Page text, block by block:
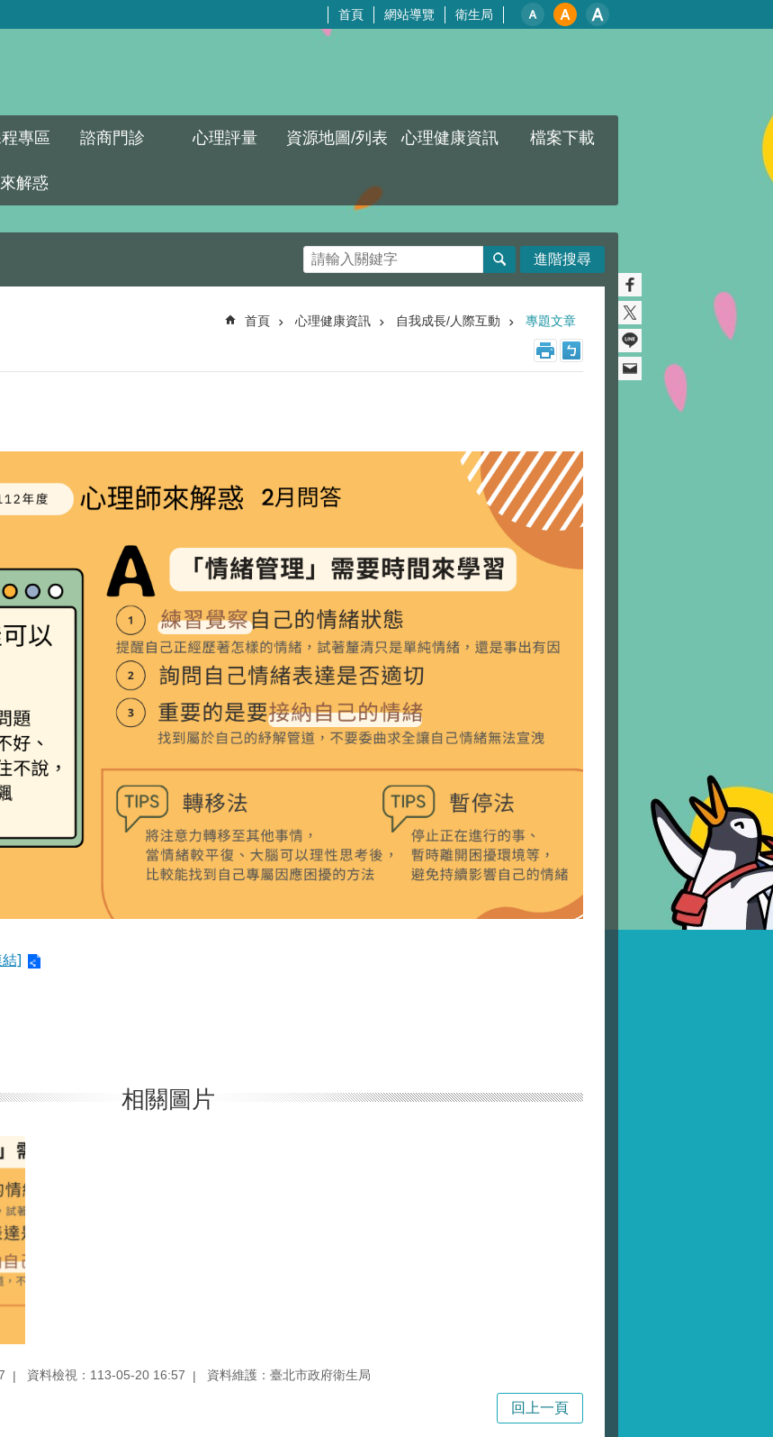
首頁 網站導覽 衛生局
專區 諮商門診 心理評量 資源地圖/列表 心理健康資訊 檔案下載
解惑
進階搜尋
首頁 心理健康資訊 自我成長/人際互動 專題文章
]
相關圖片
資料檢視：113-05-20 16:57 資料維護：臺北市政府衛生局
回上一頁